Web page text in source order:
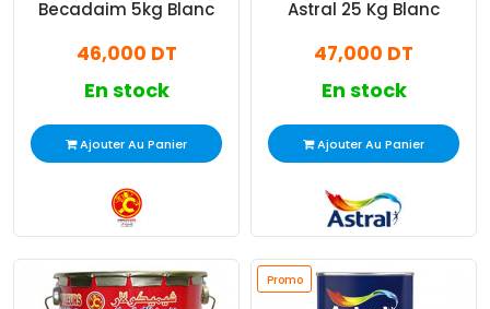
Becadaim 5kg Blanc
46,000 DT
En stock
Ajouter Au Panier
Astral 25 Kg Blanc
47,000 DT
En stock
Ajouter Au Panier
Promo